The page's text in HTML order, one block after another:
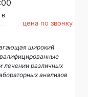
цена по звонку
широкий
лечении различных
анализов